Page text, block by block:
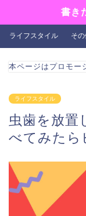
書き
ライフスタイル そ
本ページはプロモー
ライフスタイル
虫歯を放置
べてみたら